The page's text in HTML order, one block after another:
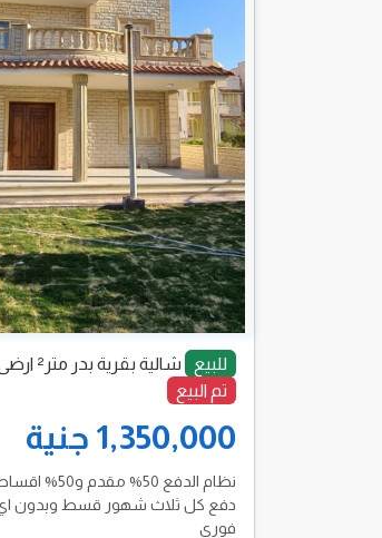
للبيع
شالية بقرية بدر متر² ارضى بحديقة وروف
تم البيع
1,350,000 جنية
نظام الدفع
دفع كل ثلاث شهور قسط وبدون اي
فوري